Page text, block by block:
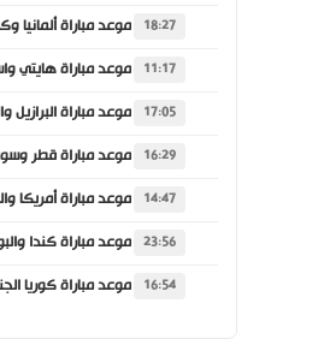
18:27
11:17
17:05
16:29
14:47
23:56
16:54